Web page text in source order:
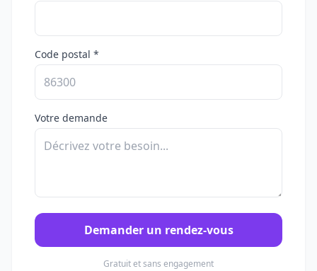
Code postal *
Votre demande
Demander un rendez-vous
Gratuit et sans engagement